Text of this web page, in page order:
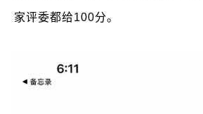
家评委都给100分。